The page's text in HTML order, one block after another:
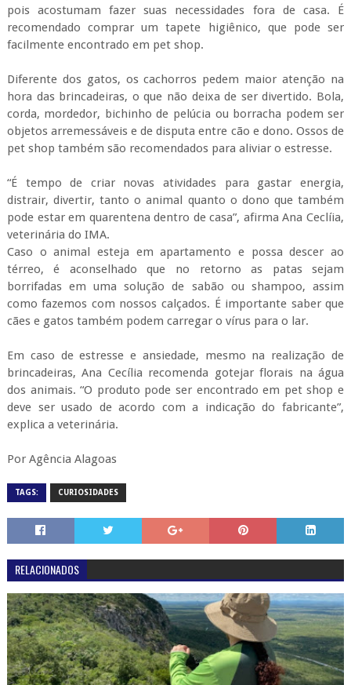
pois acostumam fazer suas necessidades fora de casa. É
recomendado comprar um tapete higiênico, que pode ser
facilmente encontrado em pet shop.
Diferente dos gatos, os cachorros pedem maior atenção na
hora das brincadeiras, o que não deixa de ser divertido. Bola,
corda, mordedor, bichinho de pelúcia ou borracha podem ser
objetos arremessáveis e de disputa entre cão e dono. Ossos de
pet shop também são recomendados para aliviar o estresse.
“É tempo de criar novas atividades para gastar energia,
distrair, divertir, tanto o animal quanto o dono que também
pode estar em quarentena dentro de casa”, afirma Ana Ceclíia,
veterinária do IMA.
Caso o animal esteja em apartamento e possa descer ao
térreo, é aconselhado que no retorno as patas sejam
borrifadas em uma solução de sabão ou shampoo, assim
como fazemos com nossos calçados. É importante saber que
cães e gatos também podem carregar o vírus para o lar.
Em caso de estresse e ansiedade, mesmo na realização de
brincadeiras, Ana Cecília recomenda gotejar florais na água
dos animais. “O produto pode ser encontrado em pet shop e
deve ser usado de acordo com a indicação do fabricante”,
explica a veterinária.
Por Agência Alagoas
TAGS: CURIOSIDADES
RELACIONADOS